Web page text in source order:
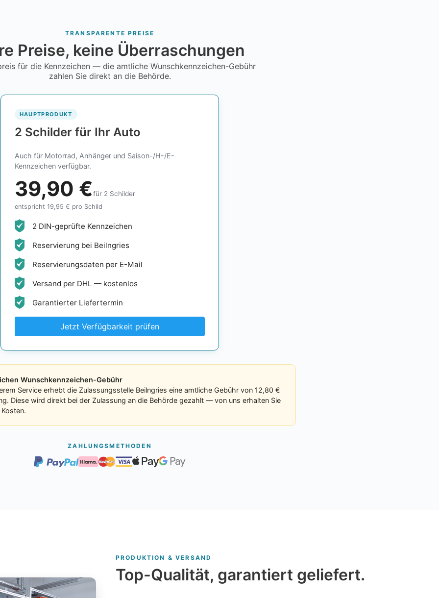
TRANSPARENTE PREISE
Preise, keine Überraschungen
für die Kennzeichen — die amtliche Wunschkennzeichen-Gebühr
zahlen Sie direkt an die Behörde.
HAUPTPRODUKT
2 Schilder für Ihr Auto
Auch für Motorrad, Anhänger und Saison-/H-/E-
Kennzeichen verfügbar.
39,90 €für 2 Schilder
entspricht 19,95 € pro Schild
2 DIN-geprüfte Kennzeichen
Reservierung bei Beilngries
Reservierungsdaten per E-Mail
Versand per DHL — kostenlos
Garantierter Liefertermin
Jetzt Verfügbarkeit prüfen
Wunschkennzeichen-Gebühr
Service erhebt die Zulassungsstelle Beilngries eine amtliche Gebühr von 12,80 €
Diese wird direkt bei der Zulassung an die Behörde gezahlt — von uns erhalten Sie
ZAHLUNGSMETHODEN
PRODUKTION & VERSAND
Top-Qualität, garantiert geliefert.